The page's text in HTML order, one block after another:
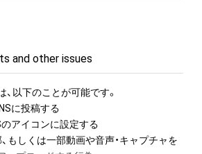
and other issues
以下のことが可能です。
に投稿する
のアイコンに設定する
もしくは一部動画や音声・キャプチャを